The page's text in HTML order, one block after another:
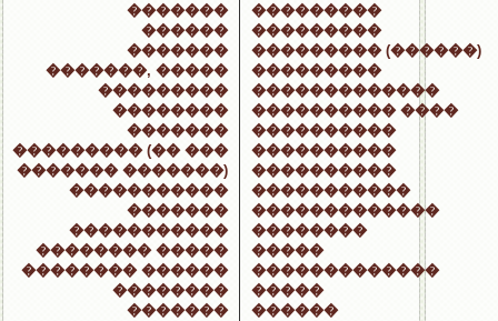
�������
������
�������
�������, �����
���������
��������
�������
��������� (�� ���
������� �������)
�����������
�������
�����������
�������� �����
�������� ������
��������
�������
���������
���������
��������� (������)
���������
�������������
���������� ����
����������
����������
����������
�����������
�������������
��������
�����
�������������
�����
������